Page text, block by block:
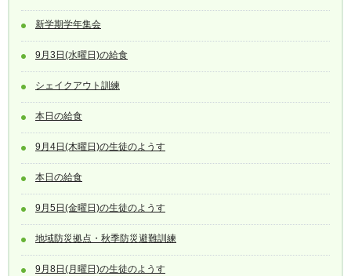
新学期学年集会
9月3日(水曜日)の給食
シェイクアウト訓練
本日の給食
9月4日(木曜日)の生徒のようす
本日の給食
9月5日(金曜日)の生徒のようす
地域防災拠点・秋季防災避難訓練
9月8日(月曜日)の生徒のようす